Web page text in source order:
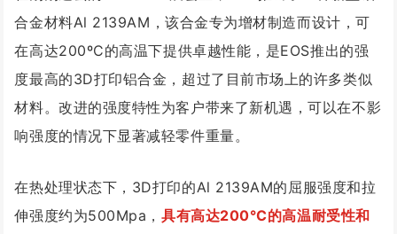
合金材料Al 2139AM，该合金专为增材制造而设计，可
在高达200ºC的高温下提供卓越性能，是EOS推出的强
度最高的3D打印铝合金，超过了目前市场上的许多类似
材料。改进的强度特性为客户带来了新机遇，可以在不影
响强度的情况下显著减轻零件重量。
在热处理状态下，3D打印的Al 2139AM的屈服强度和拉
伸强度约为500Mpa，具有高达200°C的高温耐受性和